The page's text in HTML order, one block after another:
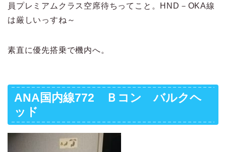
員プレミアムクラス空席待ちってこと。HND－OKA線
は厳しいっすね～
素直に優先搭乗で機内へ。
ANA国内線772 Ｂコン バルクヘ
ッド